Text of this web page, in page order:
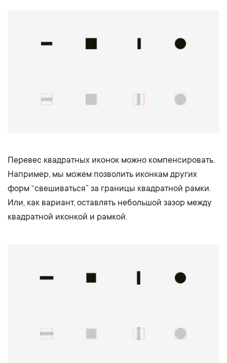
Перевес квадратных иконок можно компенсировать.
Например, мы можем позволить иконкам других
форм “свешиваться” за границы квадратной рамки.
Или, как вариант, оставлять небольшой зазор между
квадратной иконкой и рамкой.